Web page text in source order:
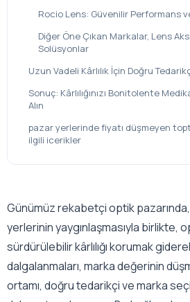
Rocio Lens: Güvenilir Performans
Diğer Öne Çıkan Markalar, Lens
Solüsyonlar
Uzun Vadeli Kârlılık İçin Doğru
Sonuç: Kârlılığınızı Bonitolente
Alın
pazar yerlerinde fiyatı düşmeyen
ilgili icerikler
Günümüz rekabetçi optik
yerlerinin yaygınlaşmasıyla birlikte,
sürdürülebilir kârlılığı korumak
dalgalanmaları, marka değerinin
ortamı, doğru tedarikçi ve marka